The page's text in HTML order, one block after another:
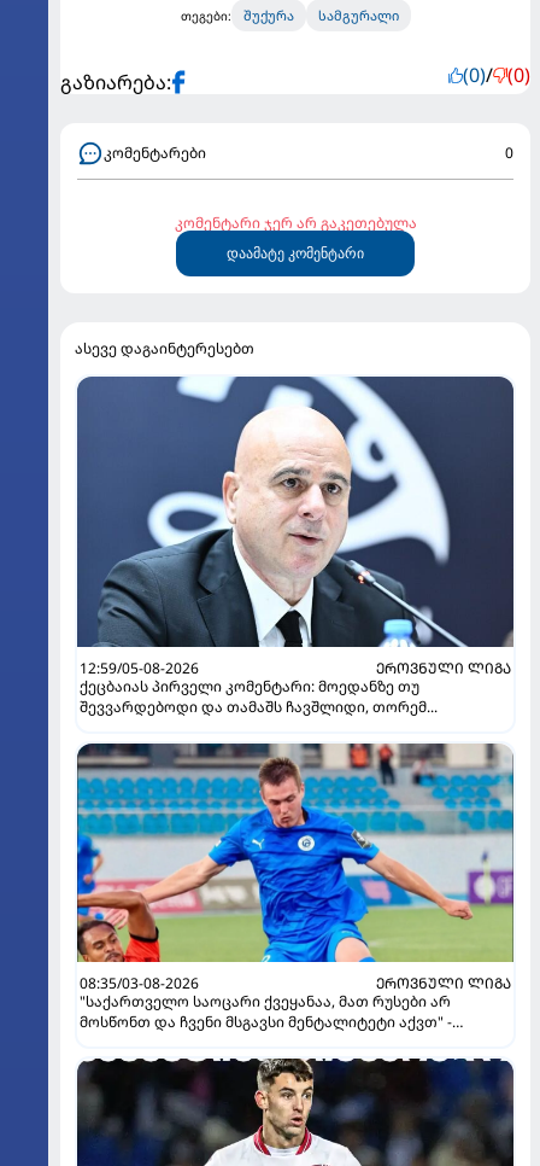
თეგები: შუქურა სამგურალი
გაზიარება: (0)/ (0)
კომენტარები 0
კომენტარი ჯერ არ გაკეთებულა
დაამატე კომენტარი
ასევე დაგაინტერესებთ
12:59/05-08-2026
ᲔᲠᲝᲕᲜᲣᲚᲘ ᲚᲘᲒᲐ
ქეცბაიას პირველი კომენტარი: მოედანზე თუ
შევვარდებოდი და თამაშს ჩავშლიდი, თორემ...
08:35/03-08-2026
ᲔᲠᲝᲕᲜᲣᲚᲘ ᲚᲘᲒᲐ
"საქართველო საოცარი ქვეყანაა, მათ რუსები არ
მოსწონთ და ჩვენი მსგავსი მენტალიტეტი აქვთ" -